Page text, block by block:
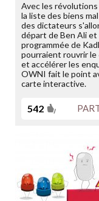
Avec les révolutions
la liste des biens
des dictateurs
départ de Ben Ali
programmée de
pourraient rouvrir le
et accélérer les
OWNI fait le point
carte interactive.
542